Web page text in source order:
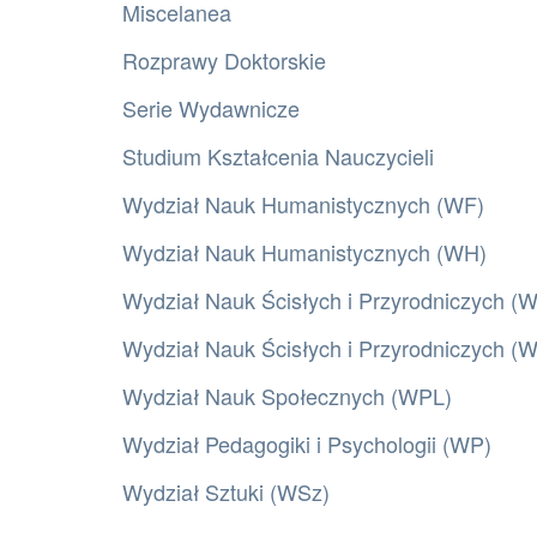
Miscelanea
Rozprawy Doktorskie
Serie Wydawnicze
Studium Kształcenia Nauczycieli
Wydział Nauk Humanistycznych (WF)
Wydział Nauk Humanistycznych (WH)
Wydział Nauk Ścisłych i Przyrodniczych
Wydział Nauk Ścisłych i Przyrodniczych
Wydział Nauk Społecznych (WPL)
Wydział Pedagogiki i Psychologii (WP)
Wydział Sztuki (WSz)